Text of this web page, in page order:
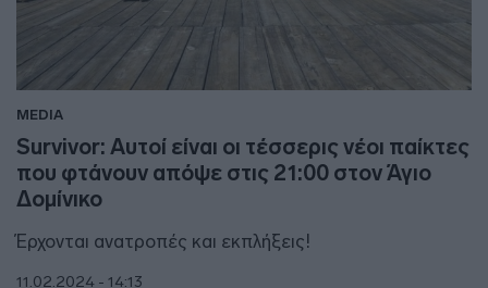
MEDIA
Survivor: Αυτοί είναι οι τέσσερις νέοι παίκτες
που φτάνουν απόψε στις 21:00 στον Άγιο
Δομίνικο
Έρχονται ανατροπές και εκπλήξεις!
11.02.2024 - 14:13